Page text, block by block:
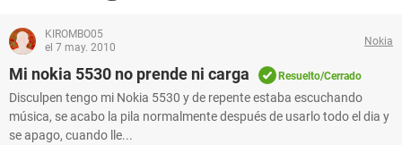
KIROMBO05
el 7 may. 2010
Nokia
Mi nokia 5530 no prende ni carga Resuelto/Cerrado
Disculpen tengo mi Nokia 5530 y de repente estaba escuchando
música, se acabo la pila normalmente después de usarlo todo el dia y
se apago, cuando lle...